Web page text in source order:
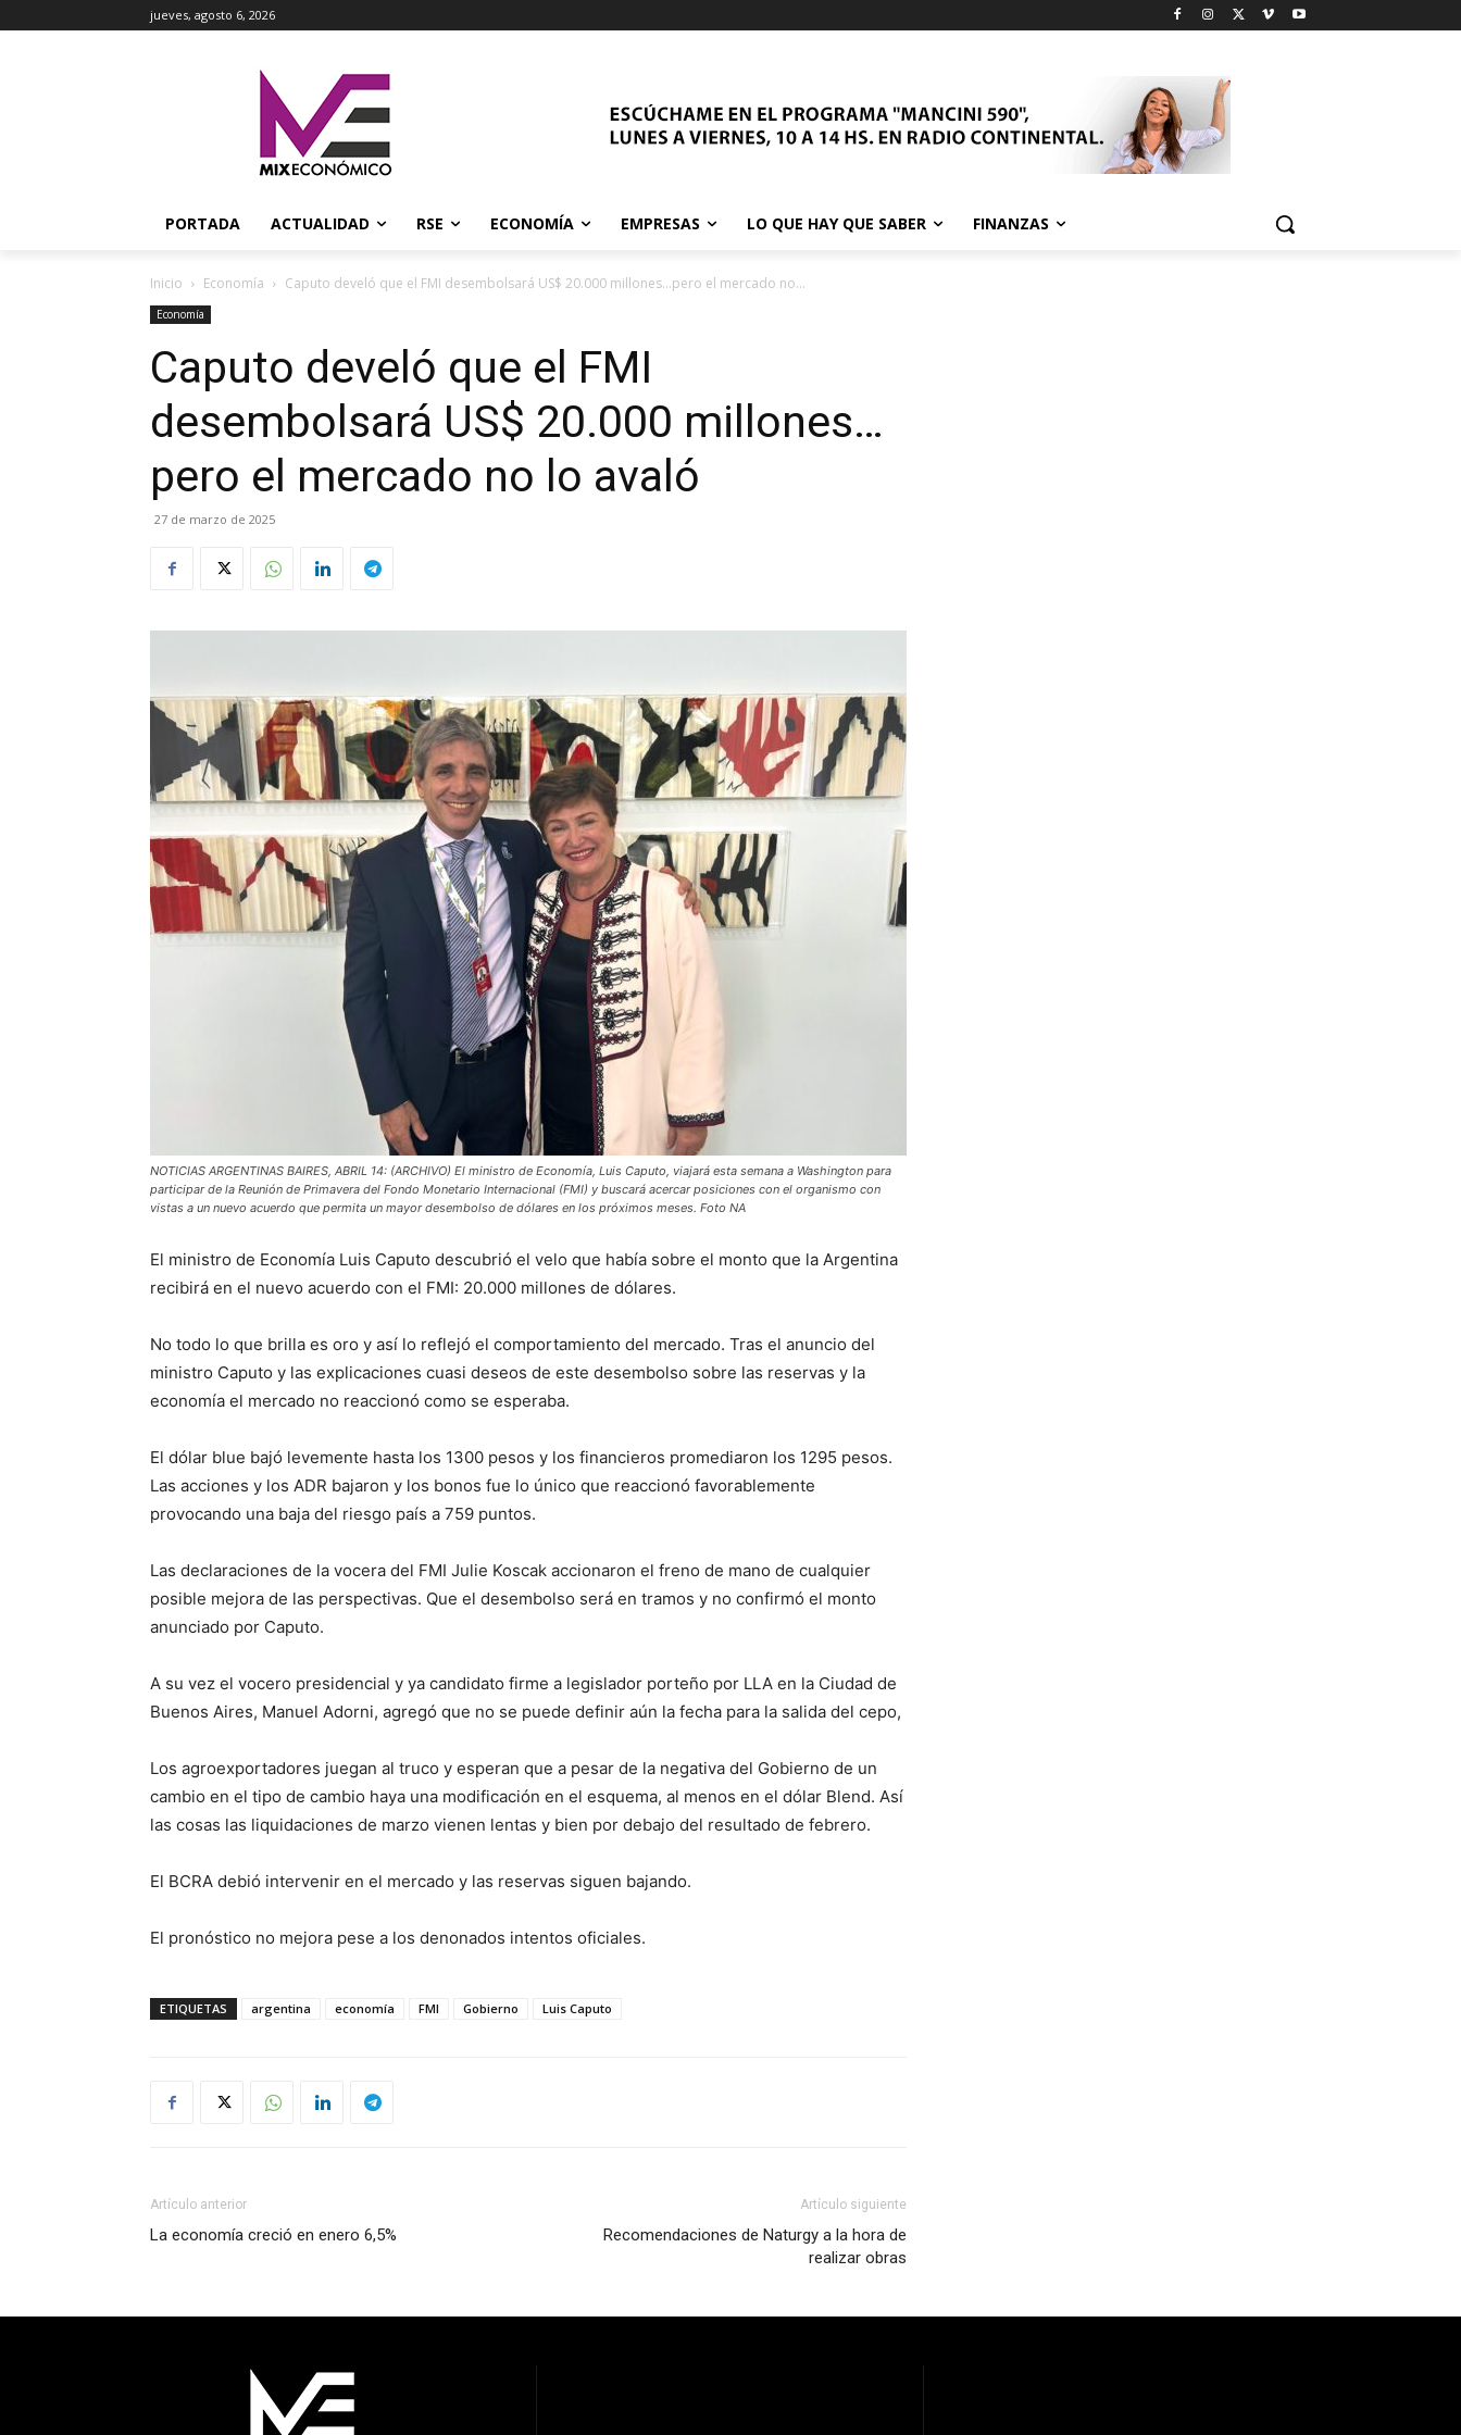
jueves, agosto 6, 2026
PORTADA ACTUALIDAD RSE ECONOMÍA EMPRESAS LO QUE HAY QUE SABER FINANZAS
Inicio Economía Caputo develó que el FMI desembolsará US$ 20.000 millones…pero el mercado no...
Economía
Caputo develó que el FMI
desembolsará US$ 20.000 millones…
pero el mercado no lo avaló
27 de marzo de 2025
NOTICIAS ARGENTINAS BAIRES, ABRIL 14: (ARCHIVO) El ministro de Economía, Luis Caputo, viajará esta semana a Washington para
participar de la Reunión de Primavera del Fondo Monetario Internacional (FMI) y buscará acercar posiciones con el organismo con
vistas a un nuevo acuerdo que permita un mayor desembolso de dólares en los próximos meses. Foto NA
El ministro de Economía Luis Caputo descubrió el velo que había sobre el monto que la Argentina
recibirá en el nuevo acuerdo con el FMI: 20.000 millones de dólares.
No todo lo que brilla es oro y así lo reflejó el comportamiento del mercado. Tras el anuncio del
ministro Caputo y las explicaciones cuasi deseos de este desembolso sobre las reservas y la
economía el mercado no reaccionó como se esperaba.
El dólar blue bajó levemente hasta los 1300 pesos y los financieros promediaron los 1295 pesos.
Las acciones y los ADR bajaron y los bonos fue lo único que reaccionó favorablemente
provocando una baja del riesgo país a 759 puntos.
Las declaraciones de la vocera del FMI Julie Koscak accionaron el freno de mano de cualquier
posible mejora de las perspectivas. Que el desembolso será en tramos y no confirmó el monto
anunciado por Caputo.
A su vez el vocero presidencial y ya candidato firme a legislador porteño por LLA en la Ciudad de
Buenos Aires, Manuel Adorni, agregó que no se puede definir aún la fecha para la salida del cepo,
Los agroexportadores juegan al truco y esperan que a pesar de la negativa del Gobierno de un
cambio en el tipo de cambio haya una modificación en el esquema, al menos en el dólar Blend. Así
las cosas las liquidaciones de marzo vienen lentas y bien por debajo del resultado de febrero.
El BCRA debió intervenir en el mercado y las reservas siguen bajando.
El pronóstico no mejora pese a los denonados intentos oficiales.
ETIQUETAS argentina economía FMI Gobierno Luis Caputo
Artículo anterior
La economía creció en enero 6,5%
Artículo siguiente
Recomendaciones de Naturgy a la hora de
realizar obras